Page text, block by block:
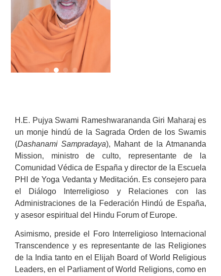
H.E. Pujya Swami Rameshwarananda Giri Maharaj es
un monje hindú de la Sagrada Orden de los Swamis
(Dashanami Sampradaya), Mahant de la Atmananda
Mission, ministro de culto, representante de la
Comunidad Védica de España y director de la Escuela
PHI de Yoga Vedanta y Meditación. Es consejero para
el Diálogo Interreligioso y Relaciones con las
Administraciones de la Federación Hindú de España,
y asesor espiritual del Hindu Forum of Europe.
Asimismo, preside el Foro Interreligioso Internacional
Transcendence y es representante de las Religiones
de la India tanto en el Elijah Board of World Religious
Leaders, en el Parliament of World Religions, como en